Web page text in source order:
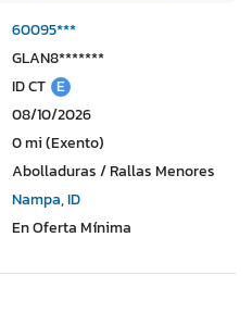
60095***
GLAN8*******
ID CT E
08/10/2026
0 mi (Exento)
Abolladuras / Rallas Menores
Nampa, ID
En Oferta Mínima